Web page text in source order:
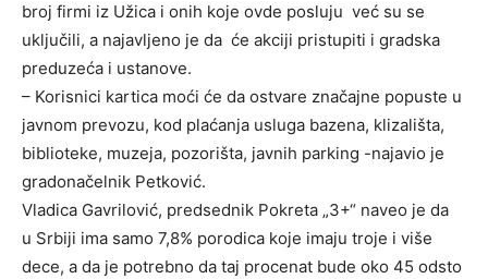
broj firmi iz Užica i onih koje ovde posluju već su se
uključili, a najavljeno je da će akciji pristupiti i gradska
preduzeća i ustanove.
– Korisnici kartica moći će da ostvare značajne popuste u
javnom prevozu, kod plaćanja usluga bazena, klizališta,
biblioteke, muzeja, pozorišta, javnih parking -najavio je
gradonačelnik Petković.
Vladica Gavrilović, predsednik Pokreta „3+“ naveo je da
u Srbiji ima samo 7,8% porodica koje imaju troje i više
dece, a da je potrebno da taj procenat bude oko 45 odsto